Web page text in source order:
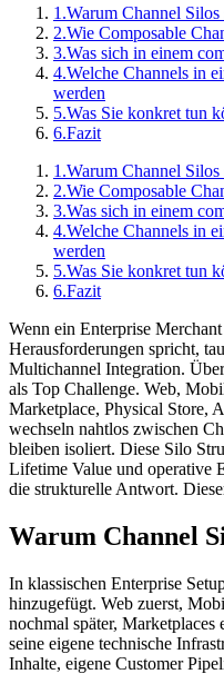
1.Warum Channel
2.Wie Composable
3.Was sich in einem
4.Welche Channels in
werden
5.Was Sie konkret tun
6.Fazit
1.Warum Channel
2.Wie Composable
3.Was sich in einem
4.Welche Channels in
werden
5.Was Sie konkret tun
6.Fazit
Wenn ein Enterprise
Herausforderungen spricht,
Multichannel Integration.
als Top Challenge. Web,
Marketplace, Physical Store,
wechseln nahtlos zwischen
bleiben isoliert. Diese Silo
Lifetime Value und operative
die strukturelle Antwort.
Warum Channel
In klassischen Enterprise
hinzugefügt. Web zuerst,
nochmal später, Marketplaces
seine eigene technische
Inhalte, eigene Customer